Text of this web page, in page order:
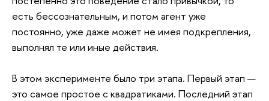
есть бессознательным, и потом агент уже
постоянно, уже даже может не имея подкрепления,
выполнял те или иные действия.
В этом эксперименте было три этапа. Первый этап —
это самое простое с квадратиками. Последний этап